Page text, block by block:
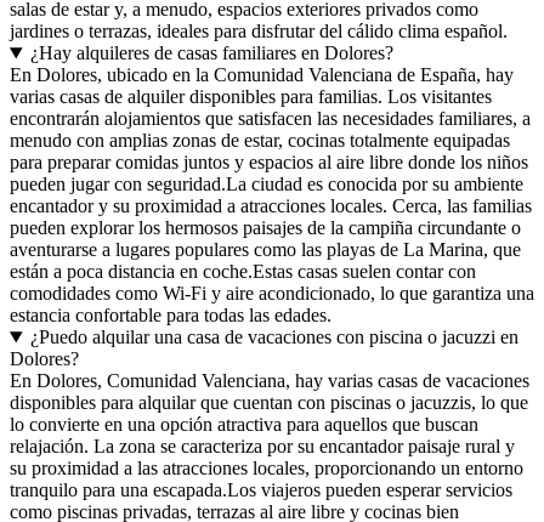
salas de estar y, a menudo, espacios exteriores privados como
jardines o terrazas, ideales para disfrutar del cálido clima español.
¿Hay alquileres de casas familiares en Dolores?
En Dolores, ubicado en la Comunidad Valenciana de España, hay
varias casas de alquiler disponibles para familias. Los visitantes
encontrarán alojamientos que satisfacen las necesidades familiares, a
menudo con amplias zonas de estar, cocinas totalmente equipadas
para preparar comidas juntos y espacios al aire libre donde los niños
pueden jugar con seguridad.La ciudad es conocida por su ambiente
encantador y su proximidad a atracciones locales. Cerca, las familias
pueden explorar los hermosos paisajes de la campiña circundante o
aventurarse a lugares populares como las playas de La Marina, que
están a poca distancia en coche.Estas casas suelen contar con
comodidades como Wi-Fi y aire acondicionado, lo que garantiza una
estancia confortable para todas las edades.
¿Puedo alquilar una casa de vacaciones con piscina o jacuzzi en
Dolores?
En Dolores, Comunidad Valenciana, hay varias casas de vacaciones
disponibles para alquilar que cuentan con piscinas o jacuzzis, lo que
lo convierte en una opción atractiva para aquellos que buscan
relajación. La zona se caracteriza por su encantador paisaje rural y
su proximidad a las atracciones locales, proporcionando un entorno
tranquilo para una escapada.Los viajeros pueden esperar servicios
como piscinas privadas, terrazas al aire libre y cocinas bien